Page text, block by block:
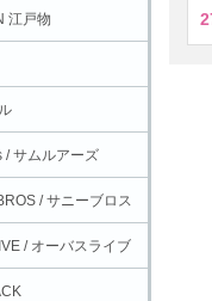
江戸物
/ サムルアーズ
/ サニーブロス
/ オーバスライブ